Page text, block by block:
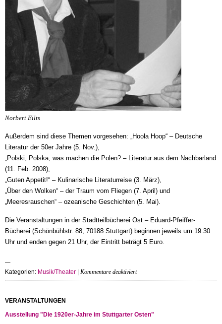
Norbert Eilts
Außerdem sind diese Themen vorgesehen: „Hoola Hoop“ – Deutsche
Literatur der 50er Jahre (5. Nov.),
„Polski, Polska, was machen die Polen? – Literatur aus dem Nachbarland
(11. Feb. 2008),
„Guten Appetit!“ – Kulinarische Literaturreise (3. März),
„Über den Wolken“ – der Traum vom Fliegen (7. April) und
„Meeresrauschen“ – ozeanische Geschichten (5. Mai).
Die Veranstaltungen in der Stadtteilbücherei Ost – Eduard-Pfeiffer-
Bücherei (Schönbühlstr. 88, 70188 Stuttgart) beginnen jeweils um 19.30
Uhr und enden gegen 21 Uhr, der Eintritt beträgt 5 Euro.
Kategorien: Musik/Theater Kommentare deaktiviertfür
Montagskultur
VERANSTALTUNGEN
Ausstellung "Die 1920er-Jahre im Stuttgarter Osten"